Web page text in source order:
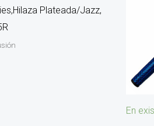
Plateada/Jazz,
En